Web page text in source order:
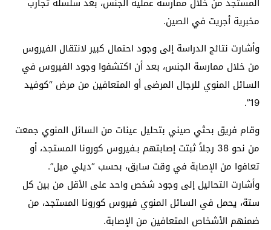
مخبرية أجريت في الصين.
وأشارت نتائج الدراسة إلى وجود احتمال كبير لانتقال الفيروس
من خلال ممارسة الجنس، بعد أن اكتشفوا وجود الفيروس في
السائل المنوي للرجال المرضى أو المتعافين من مرض “كوفيد
19”.
وقام فريق بحثي صيني بتحليل عينات من السائل المنوي جمعت
من نحو 38 رجلاً ثبتت إصابتهم بـفيروس كورونا المستجد، أو
تعافوا من الإصابة في وقت سابق، بحسب “ديلي ميل”.
وأشارت التحاليل إلى وجود شخص واحد على الأقل من بين كل
ستة، يحمل في السائل المنوي فيروس كورونا المستجد، من
ضمنهم الأشخاص المتعافين من الإصابة.